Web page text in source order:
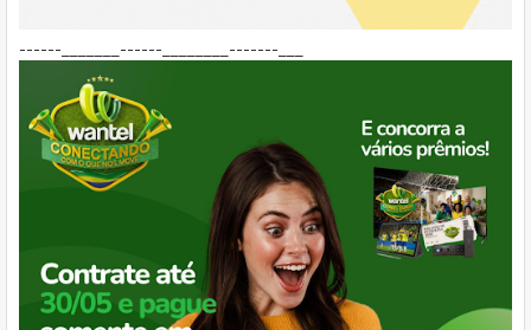
------_______------________-------___